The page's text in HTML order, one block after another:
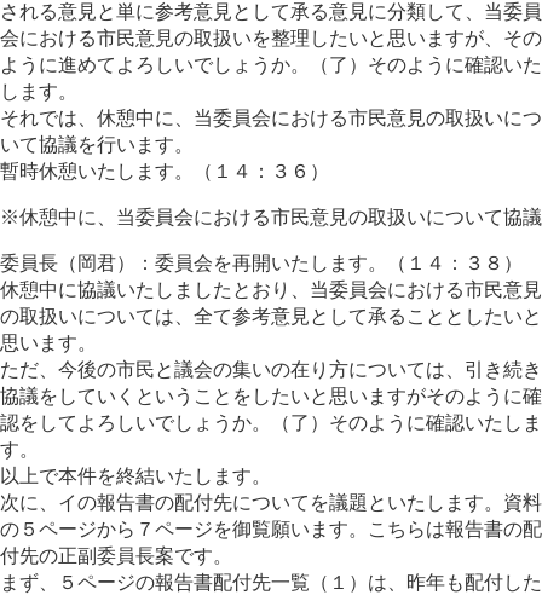
される意見と単に参考意見として承る意見に分類して、当委員
会における市民意見の取扱いを整理したいと思いますが、その
ように進めてよろしいでしょうか。（了）そのように確認いた
します。
それでは、休憩中に、当委員会における市民意見の取扱いにつ
いて協議を行います。
暫時休憩いたします。（１４：３６）
※休憩中に、当委員会における市民意見の取扱いについて協議
委員長（岡君）：委員会を再開いたします。（１４：３８）
休憩中に協議いたしましたとおり、当委員会における市民意見
の取扱いについては、全て参考意見として承ることとしたいと
思います。
ただ、今後の市民と議会の集いの在り方については、引き続き
協議をしていくということをしたいと思いますがそのように確
認をしてよろしいでしょうか。（了）そのように確認いたしま
す。
以上で本件を終結いたします。
次に、イの報告書の配付先についてを議題といたします。資料
の５ページから７ページを御覧願います。こちらは報告書の配
付先の正副委員長案です。
まず、５ページの報告書配付先一覧（１）は、昨年も配付した